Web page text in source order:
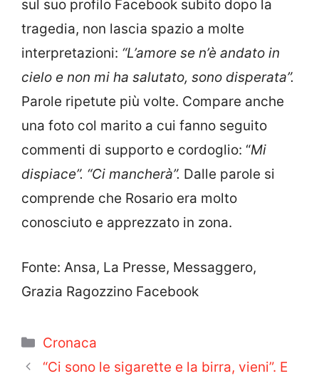
sul suo profilo Facebook subito dopo la
tragedia, non lascia spazio a molte
interpretazioni: “L’amore se n’è andato in
cielo e non mi ha salutato, sono disperata”.
Parole ripetute più volte. Compare anche
una foto col marito a cui fanno seguito
commenti di supporto e cordoglio: “Mi
dispiace”. “Ci mancherà”. Dalle parole si
comprende che Rosario era molto
conosciuto e apprezzato in zona.
Fonte: Ansa, La Presse, Messaggero,
Grazia Ragozzino Facebook
Categorie
Cronaca
“Ci sono le sigarette e la birra, vieni”. E